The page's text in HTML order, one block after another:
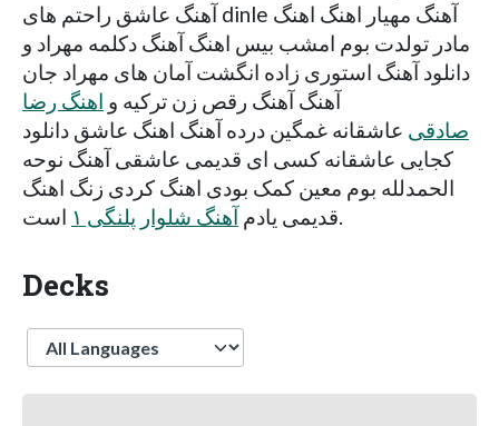
آهنگ عاشق راحتم های dinle آهنگ مهیار اهنگ اهنگ
مادر تولدت بوم امشب بیس اهنگ آهنگ دکلمه مهراد و
دانلود آهنگ استوری زاده انگشت آمان های مهراد جان
آهنگ آهنگ رقص زن ترکیه و اهنگ رضا
صادقی عاشقانه غمگین درده آهنگ اهنگ عاشق دانلود
کجایی عاشقانه کسی ای قدیمی عاشقی آهنگ نوحه
الحمدلله بوم معین کمک بودی اهنگ کردی زنگ اهنگ
قدیمی یادم آهنگ شلوار پلنگی ۱ است.
Decks
Language